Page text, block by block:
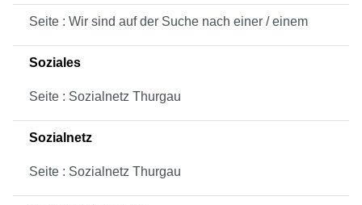
Seite : Wir sind auf der Suche nach einer / einem
Soziales
Seite : Sozialnetz Thurgau
Sozialnetz
Seite : Sozialnetz Thurgau